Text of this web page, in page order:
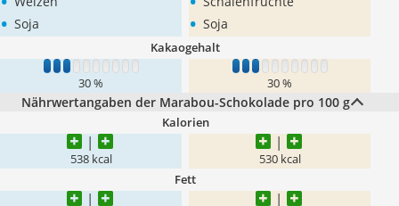
• Soja • Soja
Kakaogehalt
1 2 3 4 5 6 7 8 9 10
30 %
1 2 3 4 5 6 7 8 9 10
30 %
Nährwertangaben der Marabou-Schokolade pro 100 g
Kalorien
538 kcal 530 kcal
Fett